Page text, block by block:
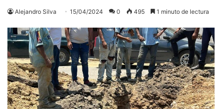
Alejandro Silva 15/04/2024 0 495 1 minuto de lectura